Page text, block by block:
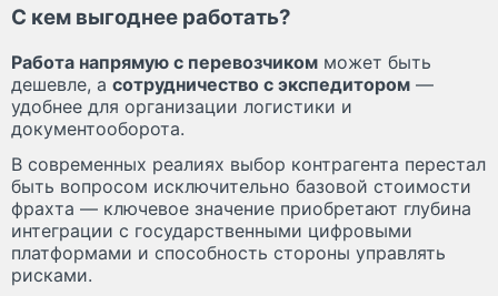
С кем выгоднее работать?
Работа напрямую с перевозчиком может быть
дешевле, а сотрудничество с экспедитором —
удобнее для организации логистики и
документооборота.
В современных реалиях выбор контрагента перестал
быть вопросом исключительно базовой стоимости
фрахта — ключевое значение приобретают глубина
интеграции с государственными цифровыми
платформами и способность стороны управлять
рисками.